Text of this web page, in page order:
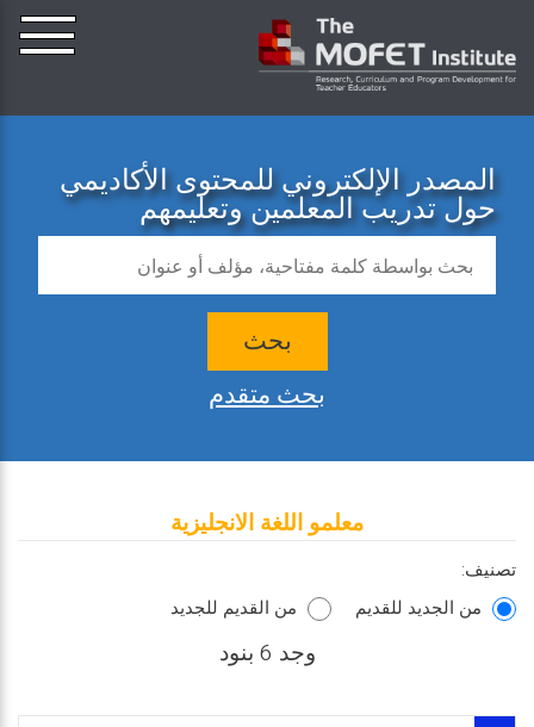
المصدر الإلكتروني للمحتوى الأكاديمي
حول تدريب المعلمين وتعليمهم
بحث
بحث متقدم
معلمو اللغة الانجليزية
تصنيف:
من الجديد للقديم
من القديم للجديد
وجد 6 بنود